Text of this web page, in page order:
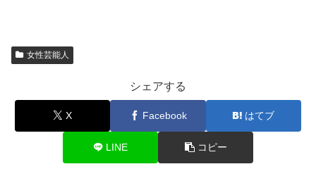
女性芸能人
シェアする
X Facebook はてブ
LINE コピー